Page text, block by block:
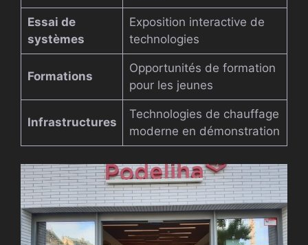
Essai de
systèmes
Exposition interactive de
technologies
Formations
Opportunités de formation
pour les jeunes
Infrastructures
Technologies de chauffage
moderne en démonstration